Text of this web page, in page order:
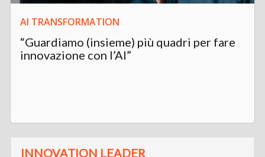
AI TRANSFORMATION
“Guardiamo (insieme) più quadri per fare
innovazione con l’AI”
INNOVATION LEADER